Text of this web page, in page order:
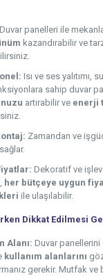
Duvar panelleri ile
kazandırabilir ve
Isı ve ses yalıtımı,
sahip duvar
artırabilir ve enerji
Zamandan ve
Dekoratif ve
her bütçeye uygun
ile ulaşılabilir.
Dikkat Edilmesi
Alanı: Duvar panellerini
kullanım alanlarını
gerekir. Mutfak ve